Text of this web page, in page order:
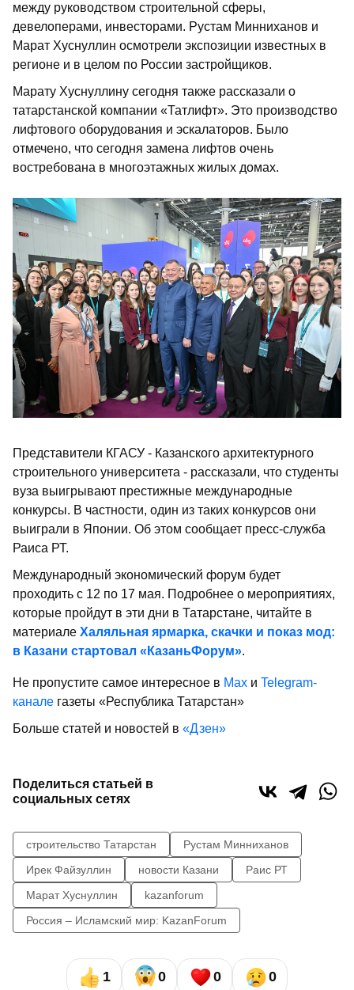
между руководством строительной сферы,
девелоперами, инвесторами. Рустам Минниханов и
Марат Хуснуллин осмотрели экспозиции известных в
регионе и в целом по России застройщиков.
Марату Хуснуллину сегодня также рассказали о
татарстанской компании «Татлифт». Это производство
лифтового оборудования и эскалаторов. Было
отмечено, что сегодня замена лифтов очень
востребована в многоэтажных жилых домах.
Представители КГАСУ - Казанского архитектурного
строительного университета - рассказали, что студенты
вуза выигрывают престижные международные
конкурсы. В частности, один из таких конкурсов они
выиграли в Японии. Об этом сообщает пресс-служба
Раиса РТ.
Международный экономический форум будет
проходить с 12 по 17 мая. Подробнее о мероприятиях,
которые пройдут в эти дни в Татарстане, читайте в
материале Халяльная ярмарка, скачки и показ мод:
в Казани стартовал «КазаньФорум».
Не пропустите самое интересное в Max и Telegram-
канале газеты «Республика Татарстан»
Больше статей и новостей в «Дзен»
Поделиться статьей в
социальных сетях
строительство Татарстан
Рустам Минниханов
Ирек Файзуллин
новости Казани
Раис РТ
Марат Хуснуллин
kazanforum
Россия – Исламский мир: KazanForum
1 0 0 0